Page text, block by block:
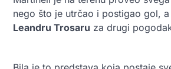
nego što je utrčao i postigao gol,
Leandru Trosaru za drugi